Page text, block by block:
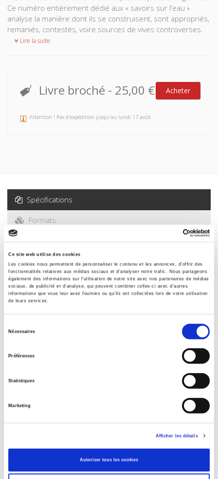
Ce site web utilise des cookies
Les cookies nous permettent de personnaliser le contenu et les annonces, d'offrir des
fonctionnalités relatives aux médias sociaux et d'analyser notre trafic. Nous partageons
également des informations sur l'utilisation de notre site avec nos partenaires de médias
sociaux, de publicité et d'analyse, qui peuvent combiner celles-ci avec d'autres
informations que vous leur avez fournies ou qu'ils ont collectées lors de votre utilisation
de leurs services.
Nécessaires
Préférences
Statistiques
Marketing
Afficher les détails
Autoriser tous les cookies
Ce numéro entièrement dédié aux « savoirs sur l'eau »
analyse la manière dont ils se construisent, sont appropriés,
remaniés, contestés, voire sources de vives controverses.
Lire la suite
Livre broché - 25,00 € Acheter
Attention ! Pas d'expédition jusqu'au lundi 17 août
Spécifications
Formats
Presse
Sommaire
Spécifications
Presses de Sciences Po
français
Brésil,Géopolitique,Maroc,Pays émergents
POL000000 POLITICAL SCIENCE